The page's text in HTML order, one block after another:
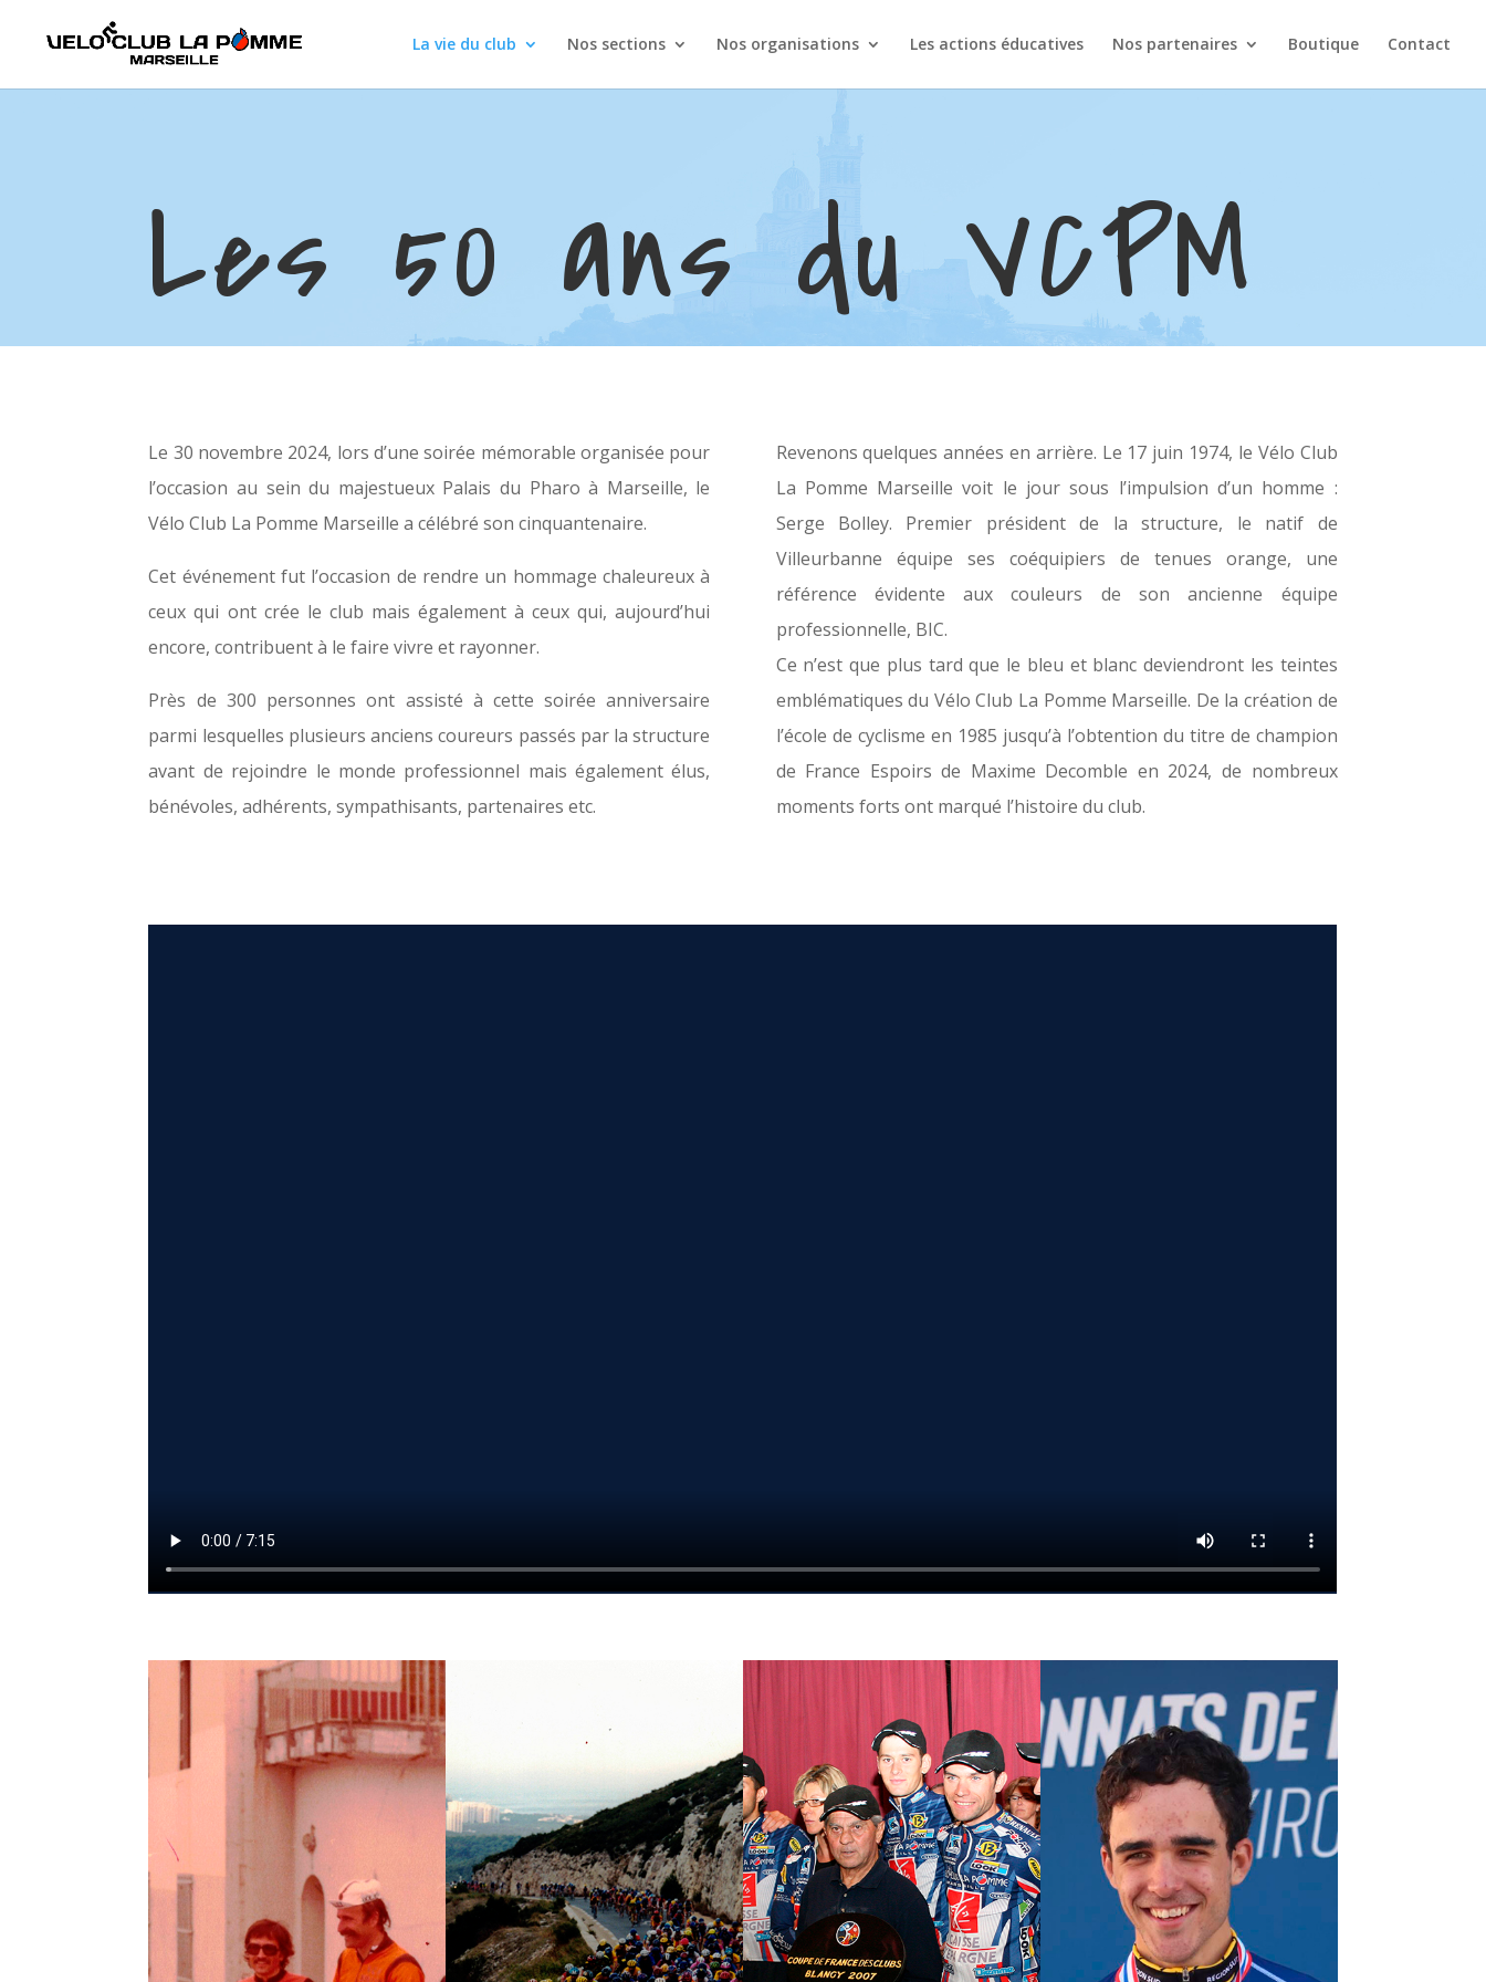
La vie du club Nos sections Nos organisations Les actions éducatives Nos partenaires Boutique Contact
Les 50 ans du VCPM
Le 30 novembre 2024, lors d’une soirée mémorable organisée pour
l’occasion au sein du majestueux Palais du Pharo à Marseille, le
Vélo Club La Pomme Marseille a célébré son cinquantenaire.
Cet événement fut l’occasion de rendre un hommage chaleureux à
ceux qui ont crée le club mais également à ceux qui, aujourd’hui
encore, contribuent à le faire vivre et rayonner.
Près de 300 personnes ont assisté à cette soirée anniversaire
parmi lesquelles plusieurs anciens coureurs passés par la structure
avant de rejoindre le monde professionnel mais également élus,
bénévoles, adhérents, sympathisants, partenaires etc.
Revenons quelques années en arrière. Le 17 juin 1974, le Vélo Club
La Pomme Marseille voit le jour sous l’impulsion d’un homme :
Serge Bolley. Premier président de la structure, le natif de
Villeurbanne équipe ses coéquipiers de tenues orange, une
référence évidente aux couleurs de son ancienne équipe
professionnelle, BIC.
Ce n’est que plus tard que le bleu et blanc deviendront les teintes
emblématiques du Vélo Club La Pomme Marseille. De la création de
l’école de cyclisme en 1985 jusqu’à l’obtention du titre de champion
de France Espoirs de Maxime Decomble en 2024, de nombreux
moments forts ont marqué l’histoire du club.